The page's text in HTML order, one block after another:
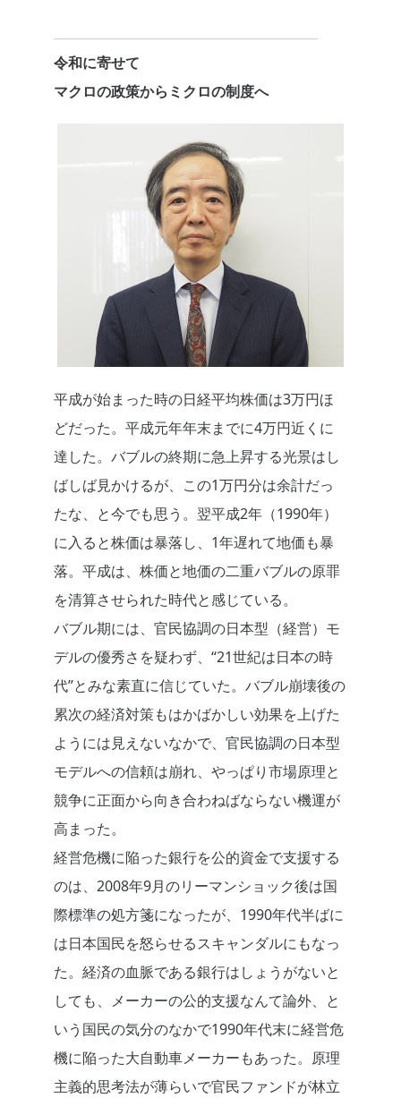
令和に寄せて
マクロの政策からミクロの制度へ
平成が始まった時の日経平均株価は3万円ほ
どだった。平成元年年末までに4万円近くに
達した。バブルの終期に急上昇する光景はし
ばしば見かけるが、この1万円分は余計だっ
たな、と今でも思う。翌平成2年（1990年）
に入ると株価は暴落し、1年遅れて地価も暴
落。平成は、株価と地価の二重バブルの原罪
を清算させられた時代と感じている。
バブル期には、官民協調の日本型（経営）モ
デルの優秀さを疑わず、“21世紀は日本の時
代”とみな素直に信じていた。バブル崩壊後の
累次の経済対策もはかばかしい効果を上げた
ようには見えないなかで、官民協調の日本型
モデルへの信頼は崩れ、やっぱり市場原理と
競争に正面から向き合わねばならない機運が
高まった。
経営危機に陥った銀行を公的資金で支援する
のは、2008年9月のリーマンショック後は国
際標準の処方箋になったが、1990年代半ばに
は日本国民を怒らせるスキャンダルにもなっ
た。経済の血脈である銀行はしょうがないと
しても、メーカーの公的支援なんて論外、と
いう国民の気分のなかで1990年代末に経営危
機に陥った大自動車メーカーもあった。原理
主義的思考法が薄らいで官民ファンドが林立